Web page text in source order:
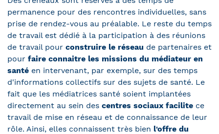
permanence pour des rencontres individuelles, sans
prise de rendez-vous au préalable. Le reste du temps
de travail est dédié à la participation à des réunions
de travail pour construire le réseau de partenaires et
pour faire connaitre les missions du médiateur en
santé en intervenant, par exemple, sur des temps
d'informations collectifs sur des sujets de santé. Le
fait que les médiatrices santé soient implantées
directement au sein des centres sociaux facilite ce
travail de mise en réseau et de connaissance de leur
rôle. Ainsi, elles connaissent très bien l'offre du